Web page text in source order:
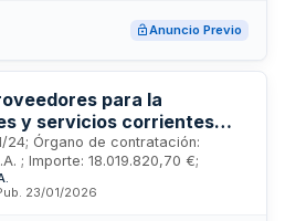
en funcionamiento de la
los sistemas de
estadio con tecnología de
Anuncio Previo
para la
y servicios corrientes
para Cetursa Sierra
24; Órgano de contratación:
; Importe: 18.019.820,70 €;
23/01/2026